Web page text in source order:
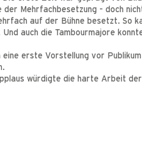
Mehrfachbesetzung - doch
auf der Bühne besetzt. So
auch die Tambourmajore
erste Vorstellung vor
würdigte die harte Arbeit